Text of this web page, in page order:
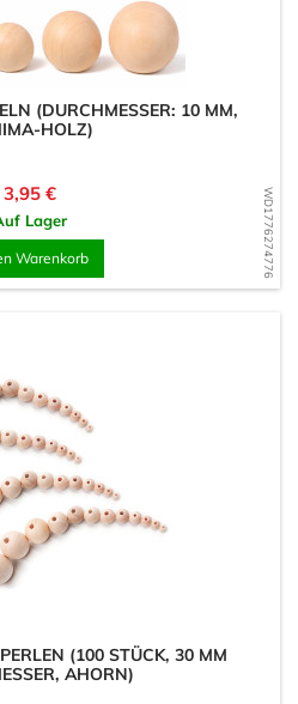
WD1776274776
(DURCHMESSER: 10 MM,
HOLZ)
Preis
3,95 €
Lager
Warenkorb
(100 STÜCK, 30 MM D
AHORN)